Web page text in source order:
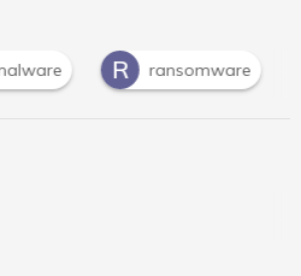
R ransomware